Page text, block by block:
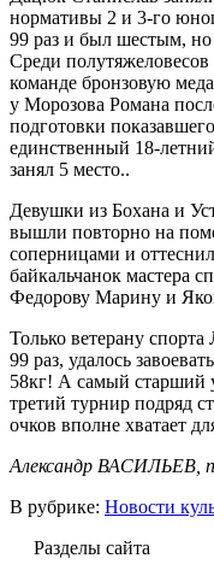
нормативы 2 и 3-го
99 раз и был шестым, но
Среди полутяжеловесов
команде бронзовую
у Морозова Романа
подготовки
единственный 18-
занял 5 место..
Девушки из Бохана и
вышли повторно на
соперницами и
байкальчанок мастера
Федорову Марину и
Только ветерану
99 раз, удалось
58кг! А самый старший
третий турнир подряд
очков вполне хватает
Александр ВАСИЛЬЕВ,
В рубрике: Новости
Разделы сайта